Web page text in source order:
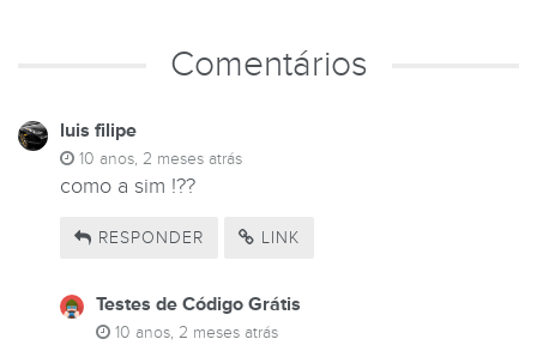
Comentários
luis filipe
10 anos, 2 meses atrás
como a sim !??
RESPONDER LINK
Testes de Código Grátis
10 anos, 2 meses atrás